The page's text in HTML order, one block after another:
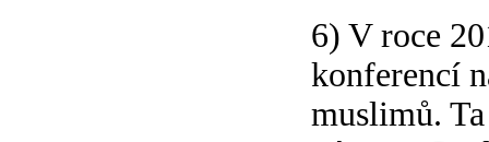
6) V roce
konferencí
muslimů.